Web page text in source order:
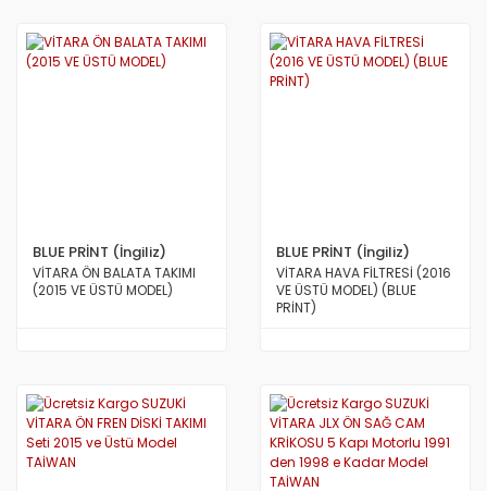
BLUE PRİNT (İngiliz)
VİTARA ÖN BALATA TAKIMI
(2015 VE ÜSTÜ MODEL)
BLUE PRİNT (İngiliz)
VİTARA HAVA FİLTRESİ (2016
VE ÜSTÜ MODEL) (BLUE
PRİNT)